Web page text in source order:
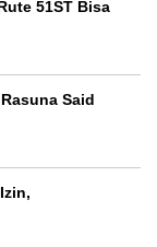
51ST Bisa
Said